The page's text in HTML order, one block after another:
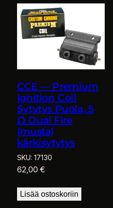
CCE — Premium
Ignition Coil
Sytytys Puola, 5
Ω Dual Fire
(musta)
kärkisytytys
SKU: 17130
62,00 €
Lisää ostoskoriin